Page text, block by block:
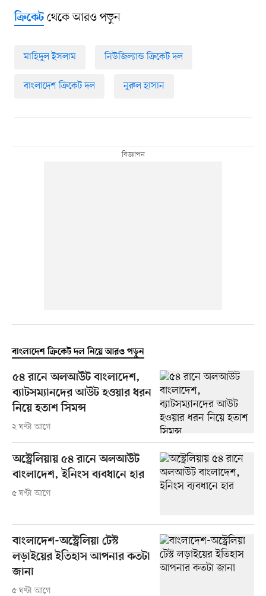
ক্রিকেটথেকে আরও পড়ুন
মাহিদুল ইসলাম নিউজিল্যান্ড ক্রিকেট দল
বাংলাদেশ ক্রিকেট দল নুরুল হাসান
বাংলাদেশ ক্রিকেট দল নিয়ে আরও পড়ুন
৫৪ রানে অলআউট বাংলাদেশ,
ব্যাটসম্যানদের আউট হওয়ার ধরন
নিয়ে হতাশ সিমন্স
২ ঘণ্টা আগে
অস্ট্রেলিয়ায় ৫৪ রানে অলআউট
বাংলাদেশ, ইনিংস ব্যবধানে হার
৫ ঘণ্টা আগে
বাংলাদেশ-অস্ট্রেলিয়া টেস্ট
লড়াইয়ের ইতিহাস আপনার কতটা
জানা
৫ ঘণ্টা আগে